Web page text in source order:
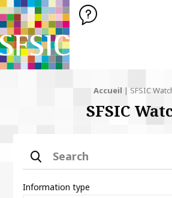
SFSIC Société Française des
Société Française
Accueil | SFSIC
SFSIC
Search
Information type